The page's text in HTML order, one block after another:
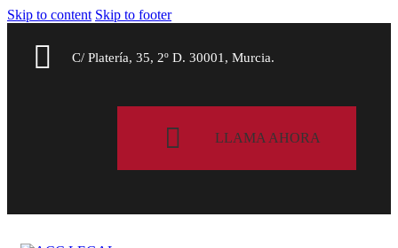
Skip to content Skip to footer
C/ Platería, 35, 2º D. 30001, Murcia.
LLAMA AHORA